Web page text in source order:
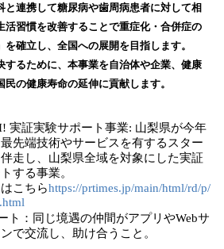
連携して糖尿病や歯周病患者に対して相
活習慣を改善することで重症化・合併症の
確立し、全国への展開を目指します。
るために、本事業を自治体や企業、健康
の健康寿命の延伸に貢献します。
実証実験サポート事業: 山梨県が今年
先端技術やサービスを有するスター
し、山梨県全域を対象にした実証
する事業。
こちらhttps://prtimes.jp/main/html/rd/p/
ト：同じ境遇の仲間がアプリやWebサ
で交流し、助け合うこと。